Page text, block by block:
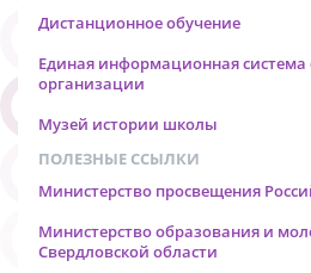
Дистанционное обучение
Единая информационная система
организации
Музей истории школы
ПОЛЕЗНЫЕ ССЫЛКИ
Министерство просвещения
Министерство образования и
Свердловской области